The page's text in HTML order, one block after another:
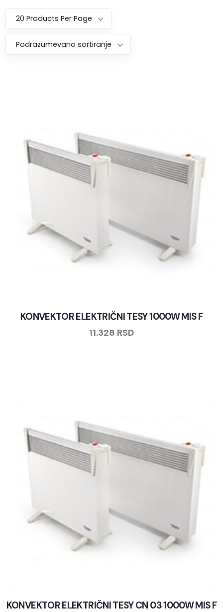
20 Products Per Page
Podrazumevano sortiranje
KONVEKTOR ELEKTRIČNI TESY 1000W MIS F
11.328 RSD
KONVEKTOR ELEKTRIČNI TESY CN 03 1000W MIS F